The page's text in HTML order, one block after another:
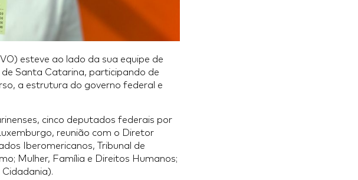
esteve ao lado da sua equipe de
Santa Catarina, participando de
a estrutura do governo federal e
cinco deputados federais por
reunião com o Diretor
Iberomericanos, Tribunal de
Mulher, Família e Direitos Humanos;